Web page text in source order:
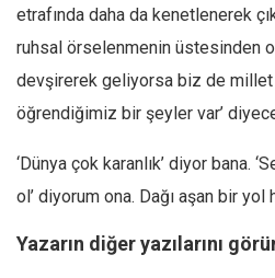
etrafında daha da kenetlenerek
ruhsal örselenmenin üstesinden
devşirerek geliyorsa biz de millet
öğrendiğimiz bir şeyler var’
‘Dünya çok karanlık’ diyor bana.
ol’ diyorum ona. Dağı aşan bir yol
Yazarın diğer yazılarını